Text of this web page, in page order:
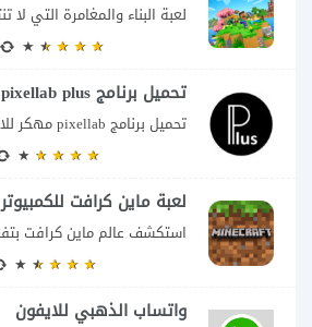
تحميل برنامج pixellab plus
لعبة ماين كرافت للكمبيوتر
واتساب الذهبي للايفون